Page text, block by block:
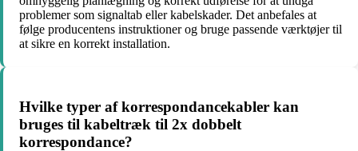
problemer som signaltab eller kabelskader. Det anbefales at
følge producentens instruktioner og bruge passende værktøjer til
at sikre en korrekt installation.
Hvilke typer af korrespondancekabler kan
bruges til kabeltræk til 2x dobbelt
korrespondance?